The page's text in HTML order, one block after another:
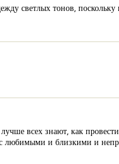
светлых тонов,
всех знают, как
любимыми и близкими и